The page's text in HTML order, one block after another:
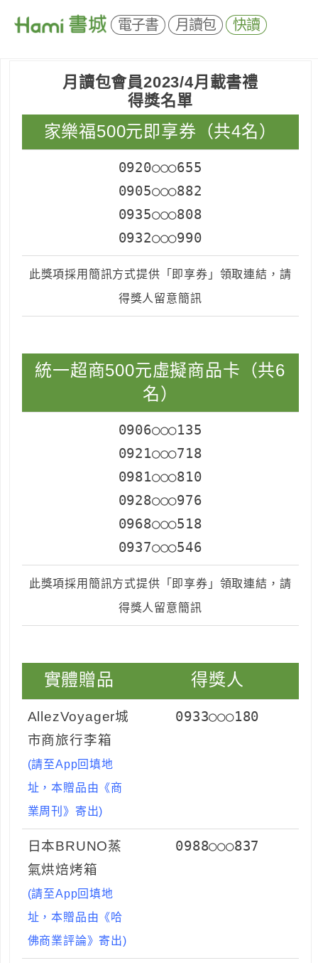
電子書 月讀包 快讀
月讀包會員2023/4月載書禮
得獎名單
家樂福500元即享券（共4名）
0920○○○655
0905○○○882
0935○○○808
0932○○○990
此獎項採用簡訊方式提供「即享券」領取連結，請
得獎人留意簡訊
統一超商500元虛擬商品卡（共6
名）
0906○○○135
0921○○○718
0981○○○810
0928○○○976
0968○○○518
0937○○○546
此獎項採用簡訊方式提供「即享券」領取連結，請
得獎人留意簡訊
實體贈品 得獎人
AllezVoyager城
市商旅行李箱
(請至App回填地
址，本贈品由《商
業周刊》寄出)
0933○○○180
日本BRUNO蒸
氣烘焙烤箱
(請至App回填地
址，本贈品由《哈
佛商業評論》寄出)
0988○○○837